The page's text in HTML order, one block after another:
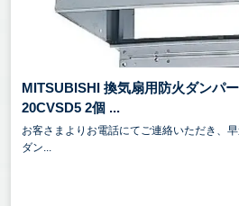
MITSUBISHI 換気扇用防火ダンパ
20CVSD5 2個 ...
お客さまよりお電話にてご連絡いただき、
ダン...